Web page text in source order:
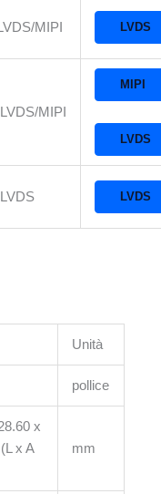
LVDS/MIPI LVDS
LVDS/MIPI
MIPI
LVDS
LVDS LVDS
Unità
pollice
x
x A
mm